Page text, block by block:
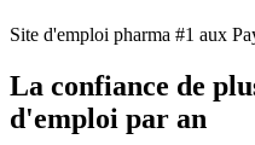
Site d'emploi pharma #1 aux
La confiance de
d'emploi par an